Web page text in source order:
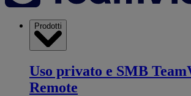
Prodotti
Uso privato e SMB
Remote